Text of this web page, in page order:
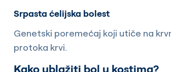
Srpasta ćelijska bolest
Genetski poremećaj koji utiče na
protoka krvi.
Kako ublažiti bol u kostima?